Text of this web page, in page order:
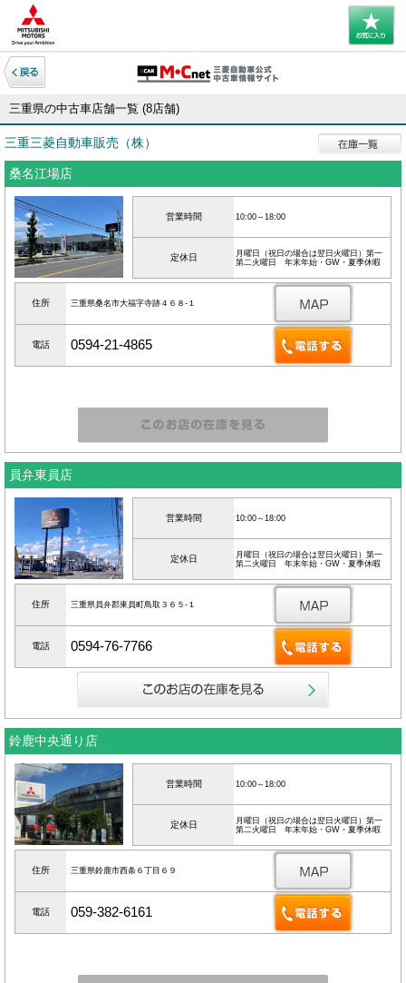
三重県の中古車店舗一覧 (8店舗)
三重三菱自動車販売（株）
桑名江場店
営業時間 10:00～18:00
定休日
月曜日（祝日の場合は翌日火曜日）第一
第二火曜日 年末年始・GW・夏季休暇
住所 三重県桑名市大福字寺跡４６８‐１
電話 0594-21-4865
員弁東員店
営業時間 10:00～18:00
定休日
月曜日（祝日の場合は翌日火曜日）第一
第二火曜日 年末年始・GW・夏季休暇
住所 三重県員弁郡東員町鳥取３６５‐１
電話 0594-76-7766
鈴鹿中央通り店
営業時間 10:00～18:00
定休日
月曜日（祝日の場合は翌日火曜日）第一
第二火曜日 年末年始・GW・夏季休暇
住所 三重県鈴鹿市西条６丁目６９
電話 059-382-6161